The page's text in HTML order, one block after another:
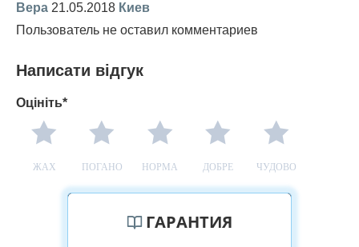
Вера 21.05.2018 Киев
Пользователь не оставил комментариев
Написати відгук
Оцініть*
ЖАХ ПОГАНО НОРМА ДОБРЕ ЧУДОВО
ГАРАНТИЯ